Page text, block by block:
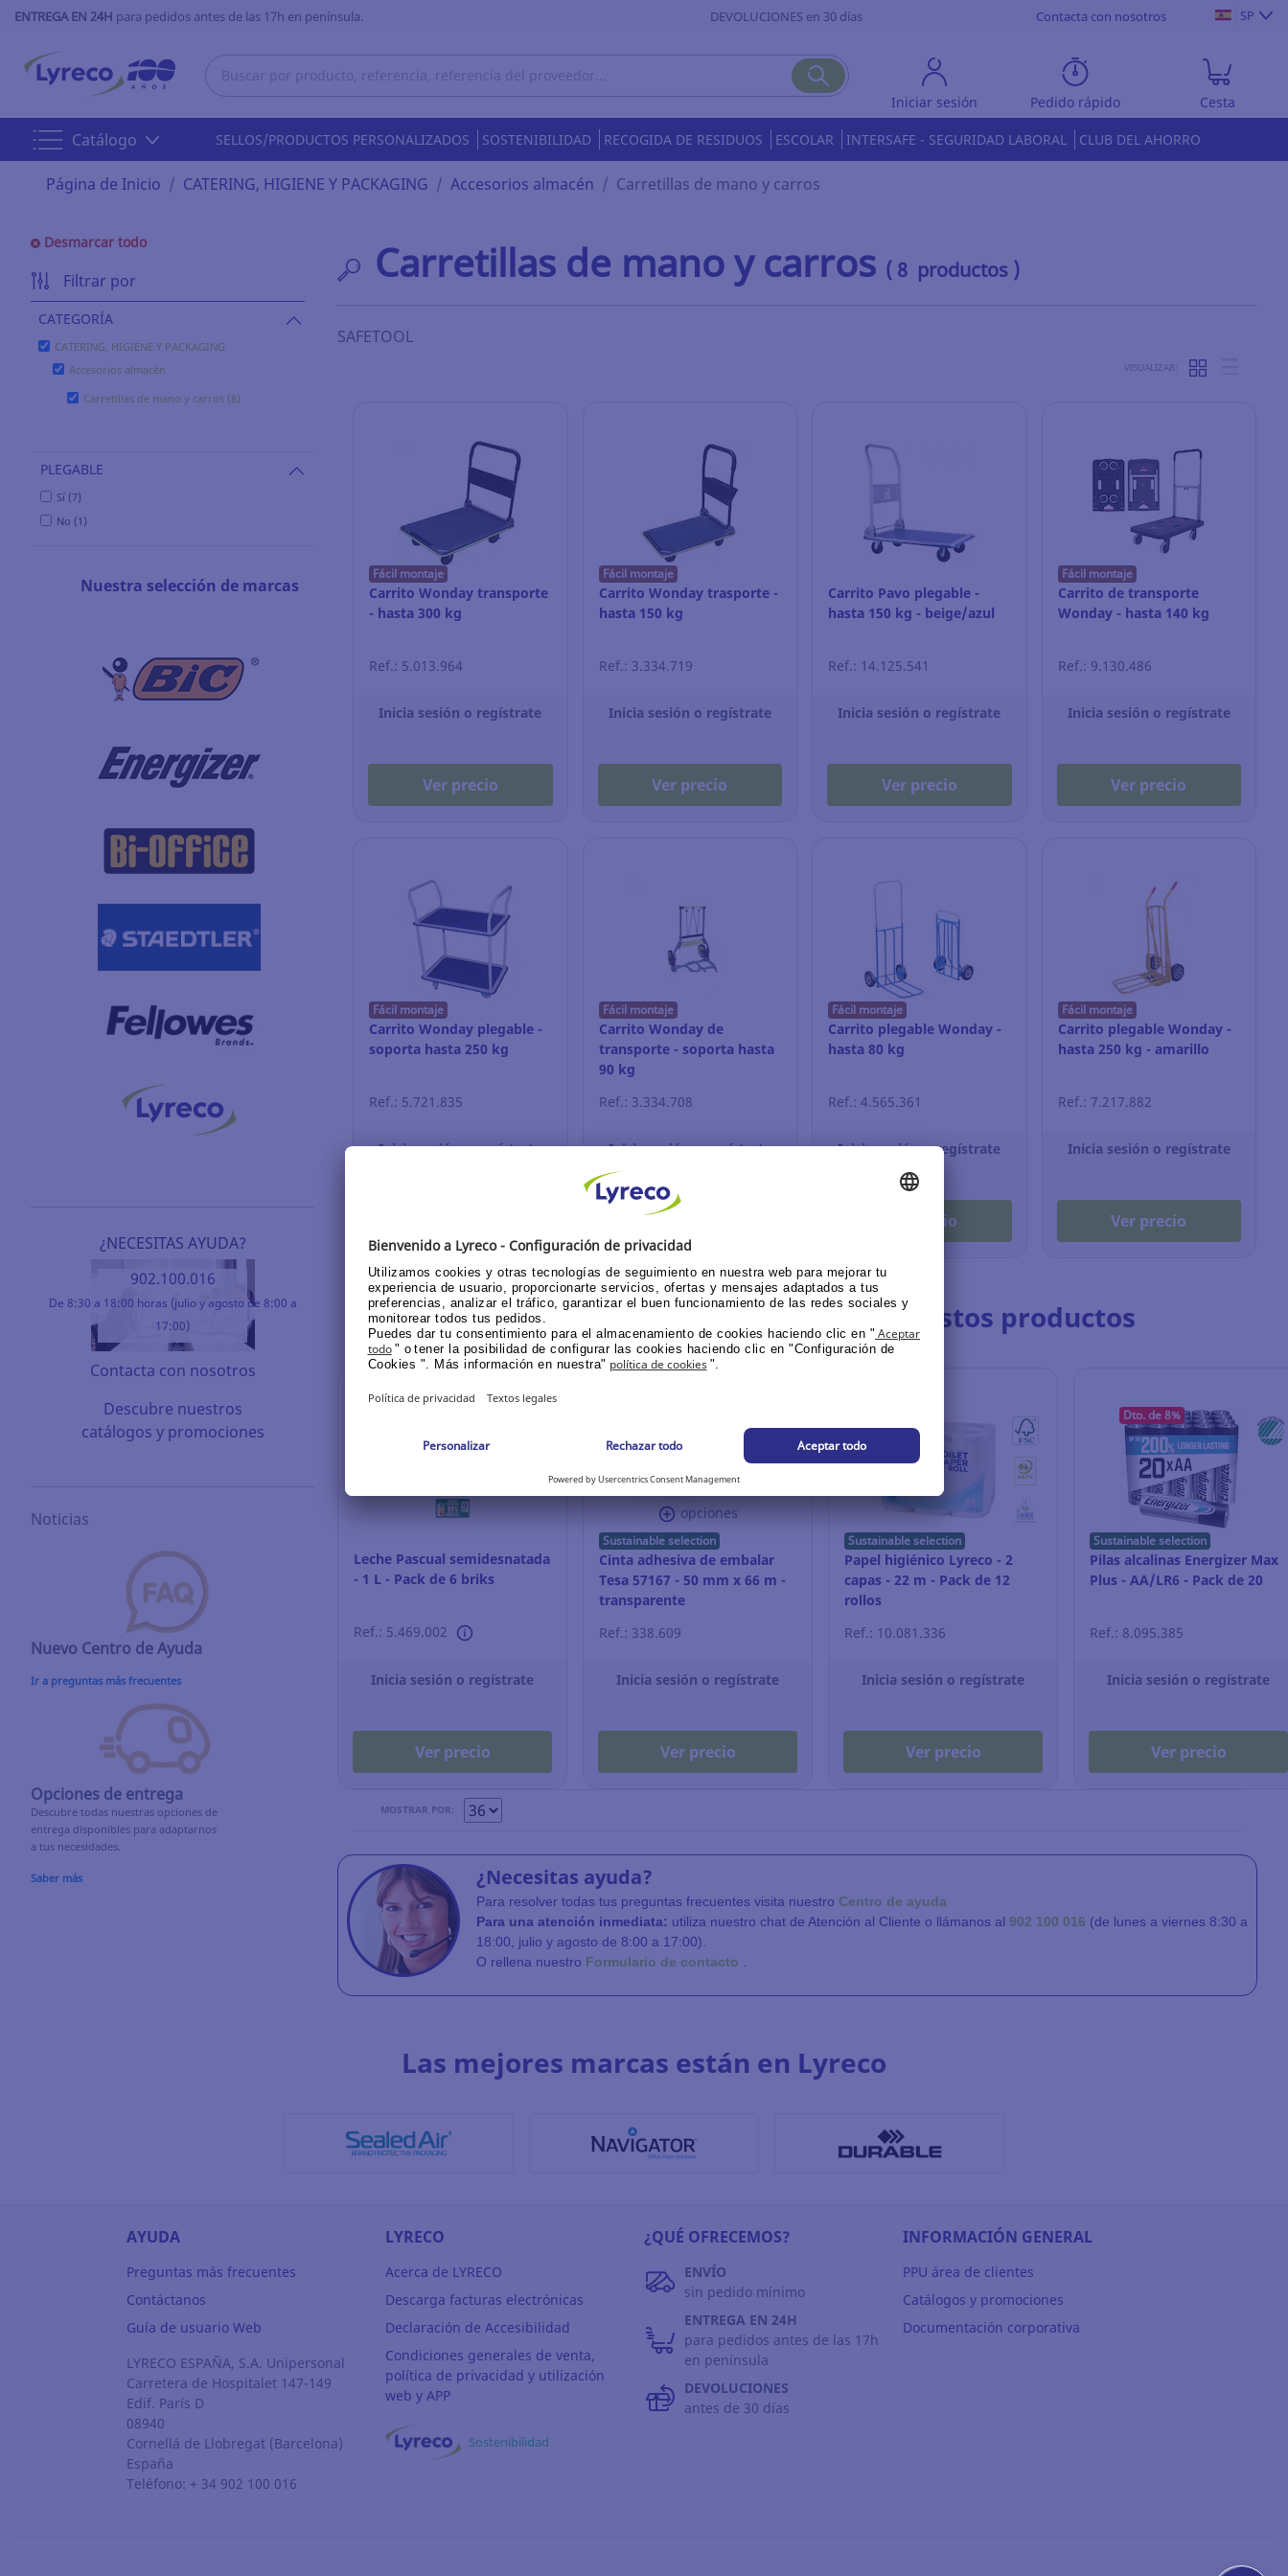
ENTREGA EN 24H para pedidos antes de las 17h en península. DEVOLUCIONES en 30 días Contacta con nosotros SP
Iniciar sesión Pedido rápido Cesta
Catálogo SELLOS/PRODUCTOS PERSONALIZADOS SOSTENIBILIDAD RECOGIDA DE RESIDUOS ESCOLAR INTERSAFE - SEGURIDAD LABORAL CLUB DEL AHORRO
Página de Inicio CATERING, HIGIENE Y PACKAGING Accesorios almacén Carretillas de mano y carros
Desmarcar todo
Filtrar por
CATEGORÍA
CATERING, HIGIENE Y PACKAGING
Accesorios almacén
Carretillas de mano y carros (8)
PLEGABLE
Sí (7)
No (1)
Nuestra selección de marcas
¿NECESITAS AYUDA?
902.100.016
De 8:30 a 18:00 horas (julio y agosto de 8:00 a
17:00)
Contacta con nosotros
Descubre nuestros
catálogos y promociones
Noticias
Nuevo Centro de Ayuda
Ir a preguntas más frecuentes
Opciones de entrega
Descubre todas nuestras opciones de
entrega disponibles para adaptarnos
a tus necesidades.
Saber más
Carretillas de mano y carros ( 8 productos )
SAFETOOL
VISUALIZAR:
Fácil montaje
Carrito Wonday transporte
- hasta 300 kg
Ref.: 5.013.964
Inicia sesión o regístrate
Ver precio
Fácil montaje
Carrito Wonday trasporte -
hasta 150 kg
Ref.: 3.334.719
Inicia sesión o regístrate
Ver precio
Carrito Pavo plegable -
hasta 150 kg - beige/azul
Ref.: 14.125.541
Inicia sesión o regístrate
Ver precio
Fácil montaje
Carrito de transporte
Wonday - hasta 140 kg
Ref.: 9.130.486
Inicia sesión o regístrate
Ver precio
Fácil montaje
Carrito Wonday plegable -
soporta hasta 250 kg
Ref.: 5.721.835
Inicia sesión o regístrate
Fácil montaje
Carrito Wonday de
transporte - soporta hasta
90 kg
Ref.: 3.334.708
Inicia sesión o regístrate
Ver precio
Fácil montaje
Carrito plegable Wonday -
hasta 80 kg
Ref.: 4.565.361
Inicia sesión o regístrate
Ver precio
Fácil montaje
Carrito plegable Wonday -
hasta 250 kg - amarillo
Ref.: 7.217.882
Inicia sesión o regístrate
Ver precio
Te podrían interesar también estos productos
Leche Pascual semidesnatada
- 1 L - Pack de 6 briks
Ref.: 5.469.002
Inicia sesión o regístrate
Ver precio
opciones
Sustainable selection
Cinta adhesiva de embalar
Tesa 57167 - 50 mm x 66 m -
transparente
Ref.: 338.609
Inicia sesión o regístrate
Ver precio
Sustainable selection
Papel higiénico Lyreco - 2
capas - 22 m - Pack de 12
rollos
Ref.: 10.081.336
Inicia sesión o regístrate
Ver precio
Dto. de 8%
Sustainable selection
Pilas alcalinas Energizer Max
Plus - AA/LR6 - Pack de 20
Ref.: 8.095.385
Inicia sesión o regístrate
Ver precio
MOSTRAR POR:
¿Necesitas ayuda?
Para resolver todas tus preguntas frecuentes visita nuestro Centro de ayuda
Para una atención inmediata: utiliza nuestro chat de Atención al Cliente o llámanos al 902 100 016 (de lunes a viernes 8:30 a
18:00, julio y agosto de 8:00 a 17:00).
O rellena nuestro Formulario de contacto
Las mejores marcas están en Lyreco
AYUDA
Preguntas más frecuentes
Contáctanos
Guía de usuario Web
LYRECO ESPAÑA, S.A. Unipersonal
Carretera de Hospitalet 147-149
Edif. París D
08940
Cornellá de Llobregat (Barcelona)
España
Teléfono: + 34 902 100 016
LYRECO
Acerca de LYRECO
Descarga facturas electrónicas
Declaración de Accesibilidad
Condiciones generales de venta,
política de privacidad y utilización
web y APP
Sostenibilidad
¿QUÉ OFRECEMOS?
ENVÍO
sin pedido mínimo
ENTREGA EN 24H
para pedidos antes de las 17h
en península
DEVOLUCIONES
antes de 30 días
INFORMACIÓN GENERAL
PPU área de clientes
Catálogos y promociones
Documentación corporativa